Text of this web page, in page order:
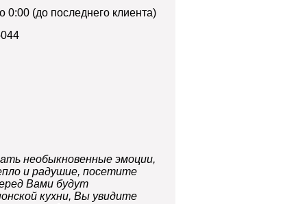
(до последнего клиента)
необыкновенные эмоции,
и радушие, посетите
Вами будут
кухни, Вы увидите